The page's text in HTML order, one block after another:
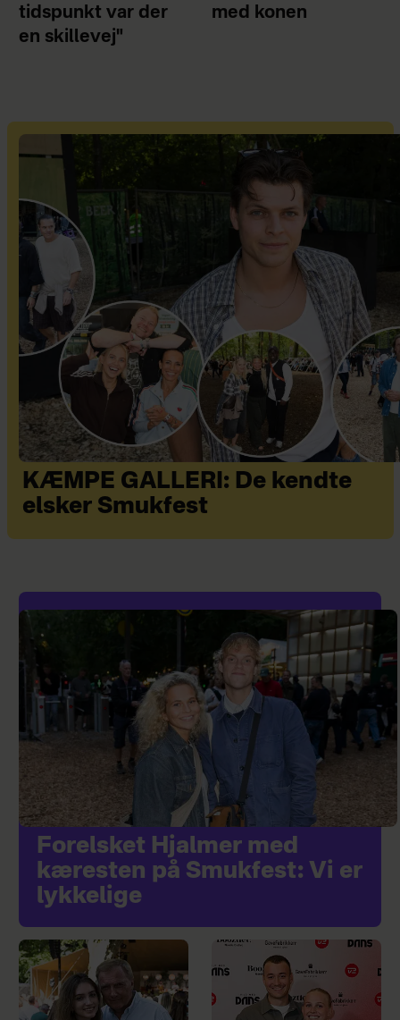
tidspunkt var der
en skillevej"
med konen
KÆMPE GALLERI: De kendte
elsker Smukfest
Forelsket Hjalmer med
kæresten på Smukfest: Vi er
lykkelige